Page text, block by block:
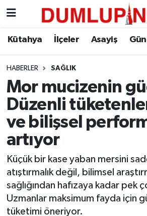
Kütahya İlçeler Asayiş
HABERLER SAĞLIK
Mor mucizenin
Düzenli
ve bilişsel
artıyor
Küçük bir kase yaban mersini
atıştırmalık değil, bilimsel
sağlığından hafızaya kadar pek
Uzmanlar maksimum fayda için
tüketimi öneriyor.
Asayiş
Diğer
Dünya
Eğitim
Ekonomi
Emlak
Kütahya Hava Durumu
Kütahya Trafik Yoğunluk
Süper Lig Puan Durumu ve
Tüm Manşetler
Son Dakika Haberleri
Haber Arşivi